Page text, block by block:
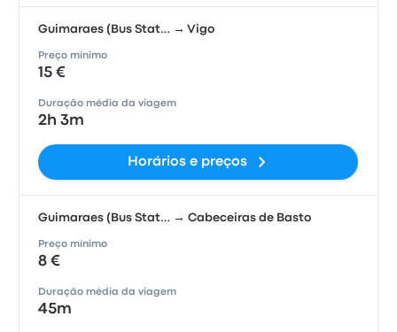
Guimaraes (Bus Stat… → Vigo
Preço mínimo
15 €
Duração média da viagem
2h 3m
Horários e preços
Guimaraes (Bus Stat… → Cabeceiras de Basto
Preço mínimo
8 €
Duração média da viagem
45m